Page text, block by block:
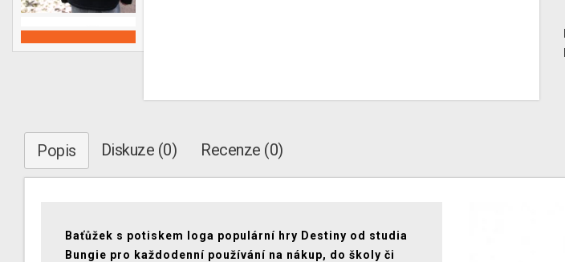
Popis Diskuze (0) Recenze (0)
Baťůžek s potiskem loga populární hry Destiny od studia
Bungie pro každodenní používání na nákup, do školy či